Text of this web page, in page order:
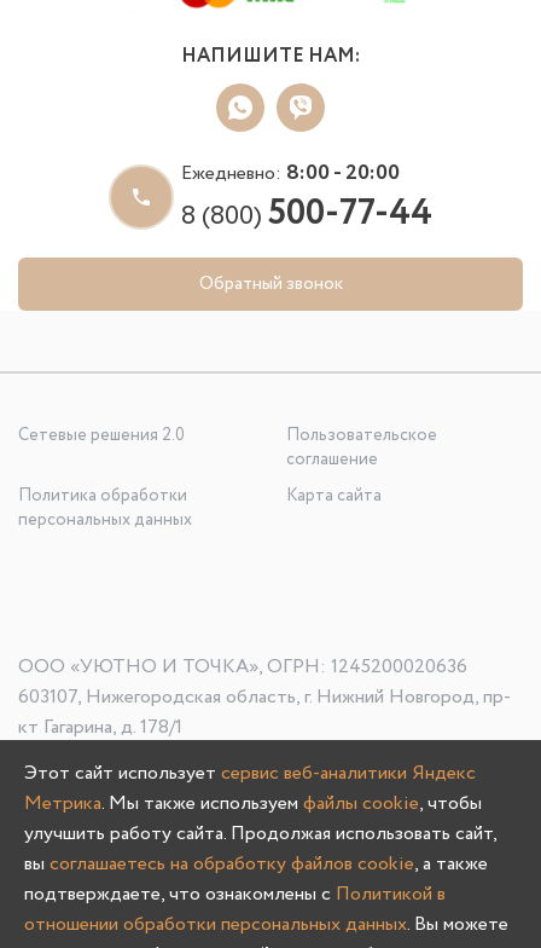
НАПИШИТЕ НАМ:
Ежедневно: 8:00 - 20:00
8 (800)500-77-44
Обратный звонок
Сетевые решения 2.0
Пользовательское
соглашение
Политика обработки
персональных данных
Карта сайта
ООО «УЮТНО И ТОЧКА», ОГРН: 1245200020636
603107, Нижегородская область, г. Нижний Новгород, пр-
кт Гагарина, д. 178/1
Олмеко © 2004 -2026
Этот сайт использует сервис веб-аналитики Яндекс
Метрика. Мы также используем файлы cookie, чтобы
улучшить работу сайта. Продолжая использовать сайт,
вы соглашаетесь на обработку файлов cookie, а также
подтверждаете, что ознакомлены с Политикой в
отношении обработки персональных данных. Вы можете